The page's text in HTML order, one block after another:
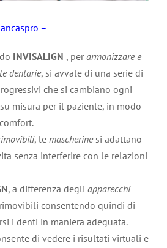
–
INVISALIGN , per armonizzare e
dentarie, si avvale di una serie di
che si cambiano ogni
misura per il paziente, in modo
, le mascherinesi adattano
senza interferire con le relazioni
, a differenza degli apparecchi
consentendo quindi di
i denti in maniera adeguata.
di vedere i risultati virtuali e